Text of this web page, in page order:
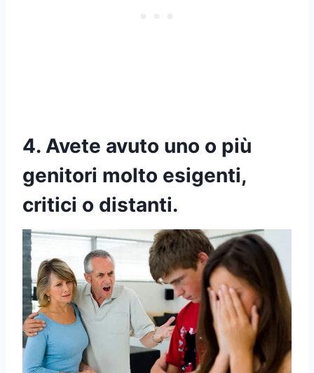
4. Avete avuto uno o più
genitori molto esigenti,
critici o distanti.